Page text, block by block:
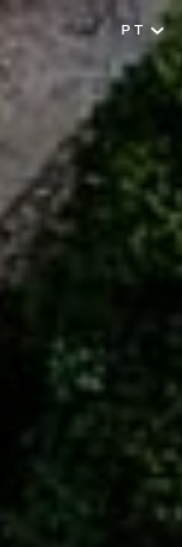
PT
Português
English